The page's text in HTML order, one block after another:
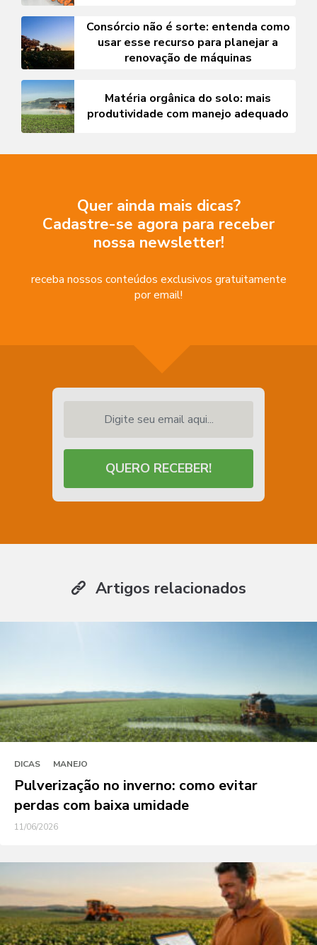
Consórcio não é sorte: entenda como
usar esse recurso para planejar a
renovação de máquinas
Matéria orgânica do solo: mais
produtividade com manejo adequado
Quer ainda mais dicas?
Cadastre-se agora para receber
nossa newsletter!
receba nossos conteúdos exclusivos gratuitamente
por email!
QUERO RECEBER!
Artigos relacionados
DICAS MANEJO
Pulverização no inverno: como evitar
perdas com baixa umidade
11/06/2026